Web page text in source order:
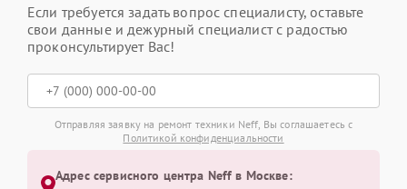
Если требуется задать вопрос специалисту, оставьте
свои данные и дежурный специалист с радостью
проконсультирует Вас!
Отправляя заявку на ремонт техники Neff, Вы соглашаетесь с
Политикой конфиденциальности
Адрес сервисного центра Neff в Москве: